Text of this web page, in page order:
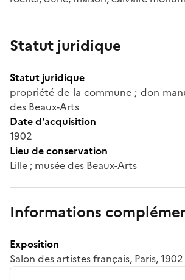
Statut juridique
Statut juridique
propriété de la commune ; don
des Beaux-Arts
Date d'acquisition
1902
Lieu de conservation
Lille ; musée des Beaux-Arts
Informations
Exposition
Salon des artistes français, Paris, 1902